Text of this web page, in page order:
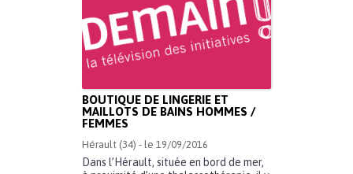
BOUTIQUE DE LINGERIE ET
MAILLOTS DE BAINS HOMMES /
FEMMES
Hérault (34) - le 19/09/2016
Dans l’Hérault, située en bord de mer,